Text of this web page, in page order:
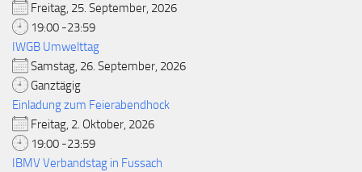
Freitag, 25. September, 2026
19:00 -23:59
IWGB Umwelttag
Samstag, 26. September, 2026
Ganztägig
Einladung zum Feierabendhock
Freitag, 2. Oktober, 2026
19:00 -23:59
IBMV Verbandstag in Fussach